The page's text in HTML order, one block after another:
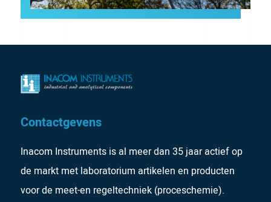
Contactgevens
Inacom Instruments is al meer dan 35 jaar actief op
de markt met laboratorium artikelen en producten
voor de meet-en regeltechniek (proceschemie).